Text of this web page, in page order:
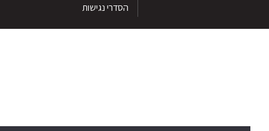
הסדרי נגישות